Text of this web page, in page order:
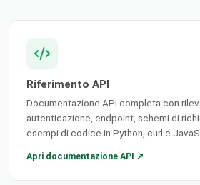
Riferimento API
Documentazione API completa con
autenticazione, endpoint, schemi di
esempi di codice in Python, curl e
Apri documentazione API ↗